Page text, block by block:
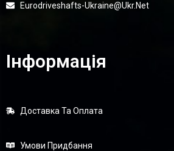
Eurodriveshafts-Ukraine@ukr.net
Інформація
Доставка Та Оплата
Умови Придбання